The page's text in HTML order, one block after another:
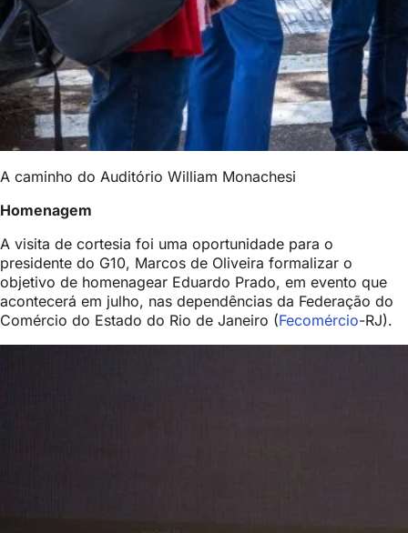
A caminho do Auditório William Monachesi
Homenagem
A visita de cortesia foi uma oportunidade para o
presidente do G10, Marcos de Oliveira formalizar o
objetivo de homenagear Eduardo Prado, em evento que
acontecerá em julho, nas dependências da Federação do
Comércio do Estado do Rio de Janeiro (Fecomércio-RJ).